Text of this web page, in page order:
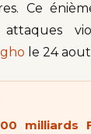
Ce
le 24
milliards